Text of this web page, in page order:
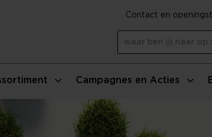
Campagnes en Acties
Contact en